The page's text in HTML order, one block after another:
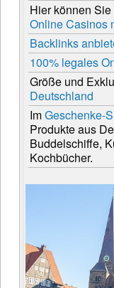
Hier können
Online Casinos
Backlinks
100% legales
Größe und
Deutschland
ImGeschenke-
Produkte aus
Buddelschiffe,
Kochbücher.